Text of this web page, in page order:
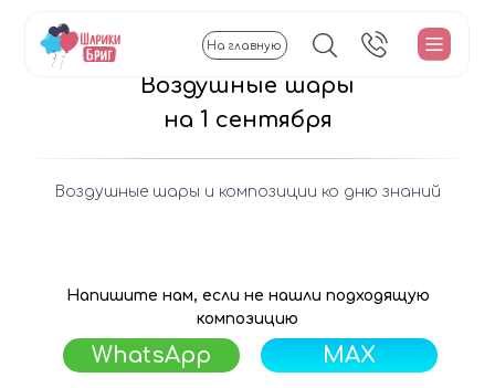
На главную
Воздушные шары
на 1 сентября
Воздушные шары и композиции ко дню знаний
Напишите нам, если не нашли подходящую
композицию
MAX
WhatsApp